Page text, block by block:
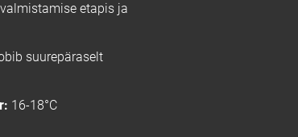
etapis ja
suurepäraselt
16-18°C